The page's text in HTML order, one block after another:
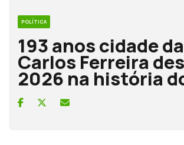
POLÍTICA
193 anos cidade
Carlos Ferreira
2026 na história